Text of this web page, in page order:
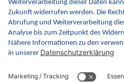
gematik GmbH
Rosenthaler Str. 30
10178 Berlin